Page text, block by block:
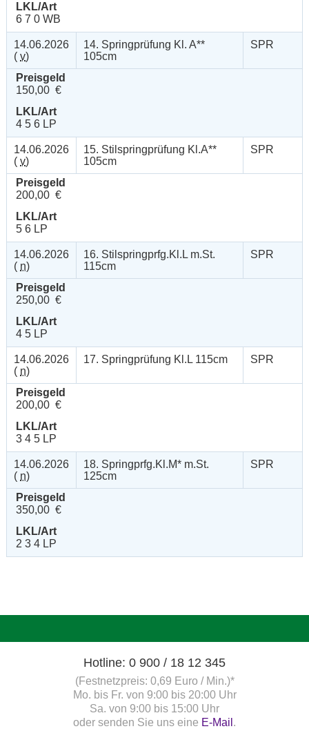
LKL/Art
6 7 0 WB
14.06.2026
( v)
14. Springprüfung Kl. A**
105cm
SPR
Preisgeld
150,00 €
LKL/Art
4 5 6 LP
14.06.2026
( v)
15. Stilspringprüfung Kl.A**
105cm
SPR
Preisgeld
200,00 €
LKL/Art
5 6 LP
14.06.2026
( n)
16. Stilspringprfg.Kl.L m.St.
115cm
SPR
Preisgeld
250,00 €
LKL/Art
4 5 LP
14.06.2026
( n)
17. Springprüfung Kl.L 115cm SPR
Preisgeld
200,00 €
LKL/Art
3 4 5 LP
14.06.2026
( n)
18. Springprfg.Kl.M* m.St.
125cm
SPR
Preisgeld
350,00 €
LKL/Art
2 3 4 LP
Hotline: 0 900 / 18 12 345
(Festnetzpreis: 0,69 Euro / Min.)*
Mo. bis Fr. von 9:00 bis 20:00 Uhr
Sa. von 9:00 bis 15:00 Uhr
oder senden Sie uns eine E-Mail .